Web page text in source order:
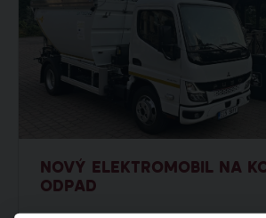
NOVÝ ELEKTROMOBIL NA
ODPAD